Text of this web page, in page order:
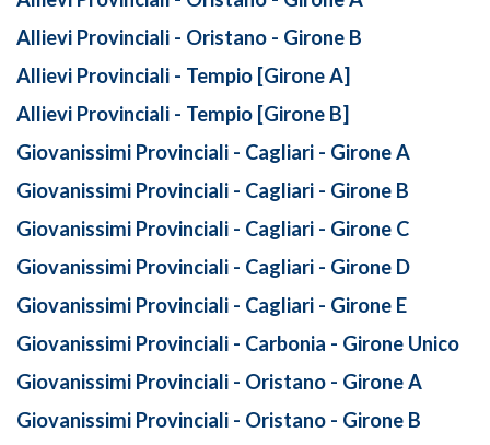
Allievi Provinciali - Oristano - Girone B
Allievi Provinciali - Tempio [Girone A]
Allievi Provinciali - Tempio [Girone B]
Giovanissimi Provinciali - Cagliari - Girone A
Giovanissimi Provinciali - Cagliari - Girone B
Giovanissimi Provinciali - Cagliari - Girone C
Giovanissimi Provinciali - Cagliari - Girone D
Giovanissimi Provinciali - Cagliari - Girone E
Giovanissimi Provinciali - Carbonia - Girone Unico
Giovanissimi Provinciali - Oristano - Girone A
Giovanissimi Provinciali - Oristano - Girone B